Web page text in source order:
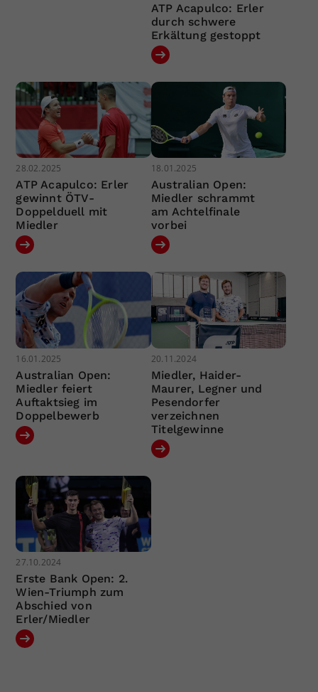
ATP Acapulco: Erler
durch schwere
Erkältung gestoppt
28.02.2025
ATP Acapulco: Erler
gewinnt ÖTV-
Doppelduell mit
Miedler
18.01.2025
Australian Open:
Miedler schrammt
am Achtelfinale
vorbei
16.01.2025
Australian Open:
Miedler feiert
Auftaktsieg im
Doppelbewerb
20.11.2024
Miedler, Haider-
Maurer, Legner und
Pesendorfer
verzeichnen
Titelgewinne
27.10.2024
Erste Bank Open: 2.
Wien-Triumph zum
Abschied von
Erler/Miedler